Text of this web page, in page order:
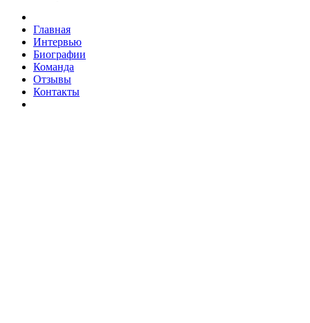
Главная
Интервью
Биографии
Команда
Отзывы
Контакты